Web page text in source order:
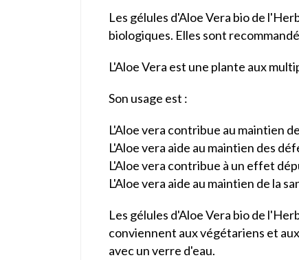
Les gélules d'Aloe Vera bio de
biologiques. Elles sont
L'Aloe Vera est une plante aux
Son usage est :
L'Aloe vera contribue au maintien
L'Aloe vera aide au maintien des
L'Aloe vera contribue à un effet
L'Aloe vera aide au maintien de la
Les gélules d'Aloe Vera bio de
conviennent aux végétariens et
avec un verre d'eau.